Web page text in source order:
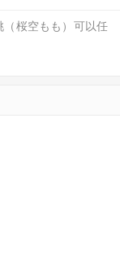
（桜空もも）可以任